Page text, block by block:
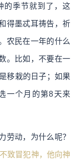
的季节就到了，这
得墨忒耳祷告，祈
农民在一年的什么
。比如，不要在一
移栽的日子；如果
一个月的第8天来
劳动，为什么呢？
致冒犯神，他向神